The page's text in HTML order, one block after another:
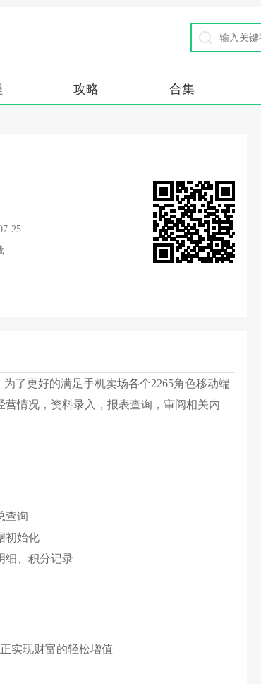
攻略 合集
25
了更好的满足手机卖场各个2265角色移动端
情况，资料录入，报表查询，审阅相关内
查询
初始化
细、积分记录
实现财富的轻松增值